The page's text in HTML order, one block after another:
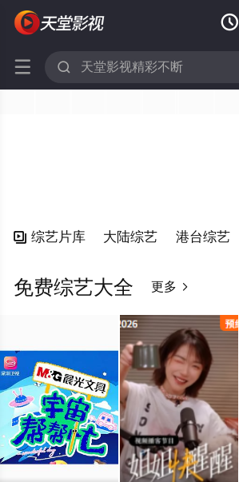

 
 综艺片库 大陆综艺 港台综艺
免费综艺大全 更多 